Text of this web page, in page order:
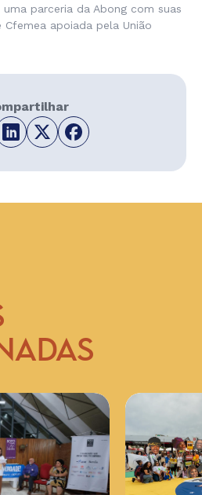
parceria da Abong com suas
Cfemea apoiada pela União